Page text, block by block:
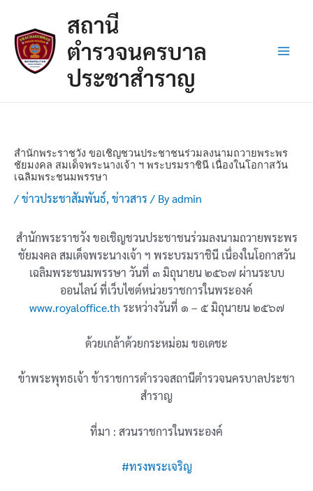
content
สถานี
ตำรวจนครบาล
ประชาสำราญ
สำนักพระราชวัง ขอเชิญชวนประชาชนร่วมลงนามถวายพระพร
ชัยมงคล สมเด็จพระนางเจ้า ฯ พระบรมราชินี เนื่องในโอกาสวัน
เฉลิมพระชนมพรรษา
/ข่าวประชาสัมพันธ์, ข่าวสาร / Byadmin
สำนักพระราชวัง ขอเชิญชวนประชาชนร่วมลงนามถวายพระพร
ชัยมงคล สมเด็จพระนางเจ้า ฯ พระบรมราชินี เนื่องในโอกาสวัน
เฉลิมพระชนมพรรษา วันที่ ๓ มิถุนายน ๒๕๖๗ ผ่านระบบ
ออนไลน์ ที่เว็บไซต์หน่วยราชการในพระองค์
www.royaloffice.th ระหว่างวันที่ ๑ – ๕ มิถุนายน ๒๕๖๗
ด้วยเกล้าด้วยกระหม่อม ขอเดชะ
ข้าพระพุทธเจ้า ข้าราชการตำรวจสถานีตำรวจนครบาลประชา
สำราญ
ที่มา : สวนราชการในพระองค์
#ทรงพระเจริญ
navigation